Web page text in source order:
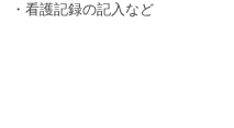
・看護記録の記入など